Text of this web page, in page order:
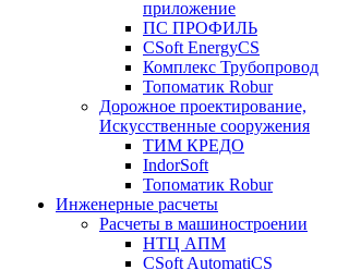
приложение
ПС ПРОФИЛЬ
CSoft EnergyCS
Комплекс Трубопровод
Топоматик Robur
Дорожное проектирование,
Искусственные сооружения
ТИМ КРЕДО
IndorSoft
Топоматик Robur
Инженерные расчеты
Расчеты в машиностроении
НТЦ АПМ
CSoft AutomatiCS